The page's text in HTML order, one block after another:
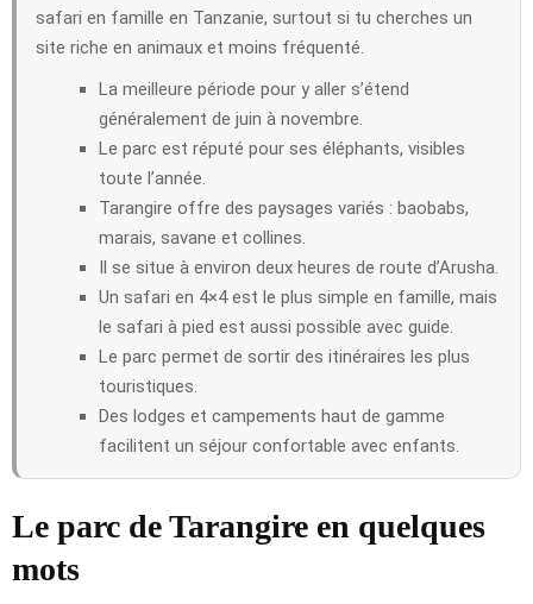
safari en famille en Tanzanie, surtout si tu cherches un
site riche en animaux et moins fréquenté.
La meilleure période pour y aller s’étend
généralement de juin à novembre.
Le parc est réputé pour ses éléphants, visibles
toute l’année.
Tarangire offre des paysages variés : baobabs,
marais, savane et collines.
Il se situe à environ deux heures de route d’Arusha.
Un safari en 4×4 est le plus simple en famille, mais
le safari à pied est aussi possible avec guide.
Le parc permet de sortir des itinéraires les plus
touristiques.
Des lodges et campements haut de gamme
facilitent un séjour confortable avec enfants.
Le parc de Tarangire en quelques
mots